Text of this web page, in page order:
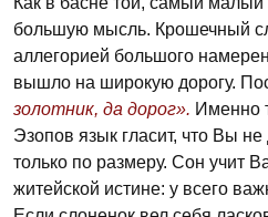
большую мысль. Крошечный
аллегорией большого
вышло на широкую дорогу.
золотник, да дорог». Именно
Эзопов язык гласит, что Вы
только по размеру. Сон учит
житейской истине: у всего